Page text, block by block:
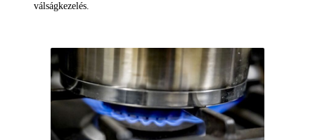
válságkezelés.